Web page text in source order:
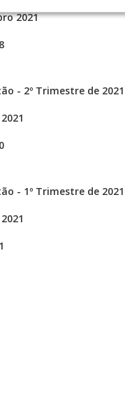
2021
- 2º Trimestre de 2021
- 1º Trimestre de 2021